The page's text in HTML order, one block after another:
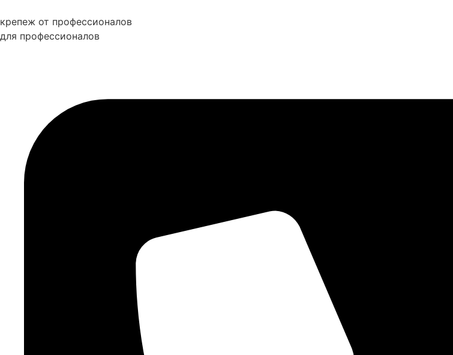
к
содержимому
крепеж от профессионалов
для профессионалов